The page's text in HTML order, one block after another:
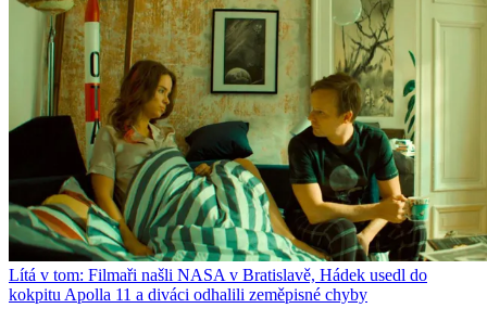
Lítá v tom: Filmaři našli NASA v Bratislavě, Hádek usedl do
kokpitu Apolla 11 a diváci odhalili zeměpisné chyby